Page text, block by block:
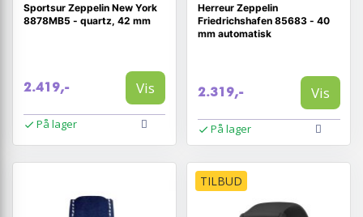
Sportsur Zeppelin New York
8878MB5 - quartz, 42 mm
2.419,- Vis
På lager
Herreur Zeppelin
Friedrichshafen 85683 - 40
mm automatisk
2.319,- Vis
På lager
TILBUD